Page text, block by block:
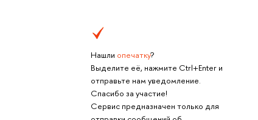
Нашли опечатку?
Выделите её, нажмите Ctrl+Enter и
отправьте нам уведомление.
Спасибо за участие!
Сервис предназначен только для